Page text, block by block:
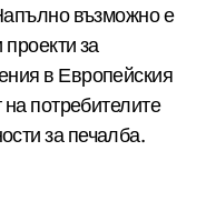
възможно е
проекти за
в Европейския
потребителите
за печалба.